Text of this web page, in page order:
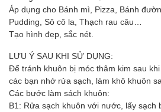
Áp dụng cho Bánh mì, Pizza, Bánh
Pudding, Sô cô la, Thạch rau câu…
Tạo hình đẹp, sắc nét.
LƯU Ý SAU KHI SỬ DỤNG:
Để tránh khuôn bị móc thâm kim sau
các bạn nhớ rửa sạch, làm khô khuôn
Các bước làm sách khuôn:
B1: Rửa sạch khuôn với nước, lấy sạch